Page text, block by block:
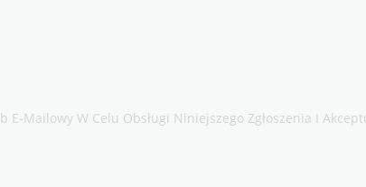
Mailowy W Celu Obsługi Niniejszego Zgłoszenia I